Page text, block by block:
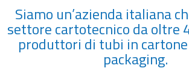
Siamo un’azienda italiana
settore cartotecnico da oltre
produttori di tubi in
packaging.